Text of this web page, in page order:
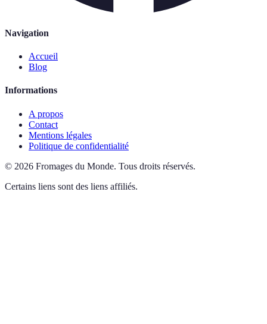
Navigation
Accueil
Blog
Informations
A propos
Contact
Mentions légales
Politique de confidentialité
© 2026 Fromages du Monde. Tous droits réservés.
Certains liens sont des liens affiliés.